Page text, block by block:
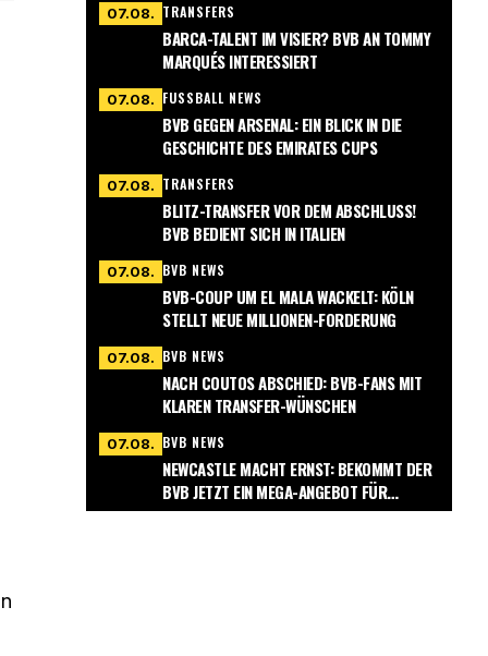
07.08. TRANSFERS
BARCA-TALENT IM VISIER? BVB AN TOMMY
MARQUÉS INTERESSIERT
07.08. FUSSBALL NEWS
BVB GEGEN ARSENAL: EIN BLICK IN DIE
GESCHICHTE DES EMIRATES CUPS
07.08. TRANSFERS
BLITZ-TRANSFER VOR DEM ABSCHLUSS!
BVB BEDIENT SICH IN ITALIEN
07.08. BVB NEWS
BVB-COUP UM EL MALA WACKELT: KÖLN
STELLT NEUE MILLIONEN-FORDERUNG
07.08. BVB NEWS
NACH COUTOS ABSCHIED: BVB-FANS MIT
KLAREN TRANSFER-WÜNSCHEN
07.08. BVB NEWS
NEWCASTLE MACHT ERNST: BEKOMMT DER
BVB JETZT EIN MEGA-ANGEBOT FÜR
NMECHA?